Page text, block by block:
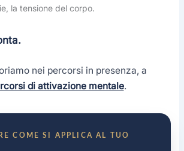
la tensione del corpo.
nei percorsi in presenza, a
di attivazione mentale.
COME SI APPLICA AL TUO